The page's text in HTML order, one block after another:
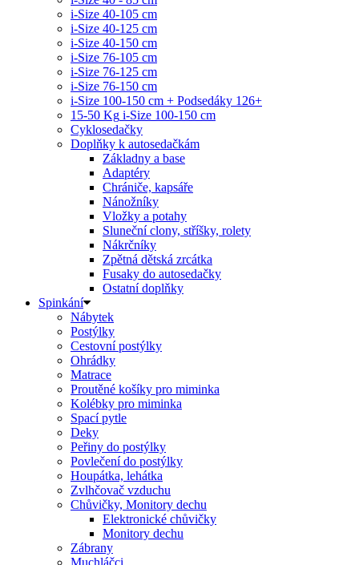
i-Size 40-105 cm
i-Size 40-125 cm
i-Size 40-150 cm
i-Size 76-105 cm
i-Size 76-125 cm
i-Size 76-150 cm
i-Size 100-150 cm + Podsedáky 126+
15-50 Kg i-Size 100-150 cm
Cyklosedačky
Doplňky k autosedačkám
Základny a base
Adaptéry
Chrániče, kapsáře
Nánožníky
Vložky a potahy
Sluneční clony, stříšky, rolety
Nákrčníky
Zpětná dětská zrcátka
Fusaky do autosedačky
Ostatní doplňky
Spinkání
Nábytek
Postýlky
Cestovní postýlky
Ohrádky
Matrace
Proutěné košíky pro miminka
Kolébky pro miminka
Spací pytle
Deky
Peřiny do postýlky
Povlečení do postýlky
Houpátka, lehátka
Zvlhčovač vzduchu
Chůvičky, Monitory dechu
Elektronické chůvičky
Monitory dechu
Zábrany
Muchláčci